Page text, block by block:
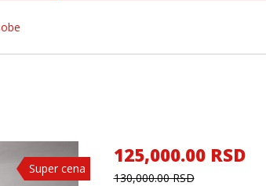
Super cena
Super cena
125,000.00 RSD
130,000.00 RSD